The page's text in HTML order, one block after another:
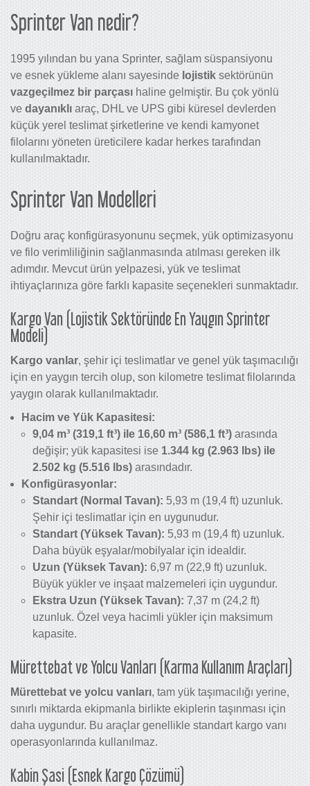
Sprinter Van nedir?
1995 yılından bu yana Sprinter, sağlam süspansiyonu
ve esnek yükleme alanı sayesinde lojistik sektörünün
vazgeçilmez bir parçası haline gelmiştir. Bu çok yönlü
ve dayanıklı araç, DHL ve UPS gibi küresel devlerden
küçük yerel teslimat şirketlerine ve kendi kamyonet
filolarını yöneten üreticilere kadar herkes tarafından
kullanılmaktadır.
Sprinter Van Modelleri
Doğru araç konfigürasyonunu seçmek, yük optimizasyonu
ve filo verimliliğinin sağlanmasında atılması gereken ilk
adımdır. Mevcut ürün yelpazesi, yük ve teslimat
ihtiyaçlarınıza göre farklı kapasite seçenekleri sunmaktadır.
Kargo Van (Lojistik Sektöründe En Yaygın Sprinter
Modeli)
Kargo vanlar, şehir içi teslimatlar ve genel yük taşımacılığı
için en yaygın tercih olup, son kilometre teslimat filolarında
yaygın olarak kullanılmaktadır.
Hacim ve Yük Kapasitesi:
9,04 m³ (319,1 ft³) ile 16,60 m³ (586,1 ft³) arasında
değişir; yük kapasitesi ise 1.344 kg (2.963 lbs) ile
2.502 kg (5.516 lbs) arasındadır.
Konfigürasyonlar:
Standart (Normal Tavan): 5,93 m (19,4 ft) uzunluk.
Şehir içi teslimatlar için en uygunudur.
Standart (Yüksek Tavan): 5,93 m (19,4 ft) uzunluk.
Daha büyük eşyalar/mobilyalar için idealdir.
Uzun (Yüksek Tavan): 6,97 m (22,9 ft) uzunluk.
Büyük yükler ve inşaat malzemeleri için uygundur.
Ekstra Uzun (Yüksek Tavan): 7,37 m (24,2 ft)
uzunluk. Özel veya hacimli yükler için maksimum
kapasite.
Mürettebat ve Yolcu Vanları (Karma Kullanım Araçları)
Mürettebat ve yolcu vanları, tam yük taşımacılığı yerine,
sınırlı miktarda ekipmanla birlikte ekiplerin taşınması için
daha uygundur. Bu araçlar genellikle standart kargo vanı
operasyonlarında kullanılmaz.
Kabin Şasi (Esnek Kargo Çözümü)